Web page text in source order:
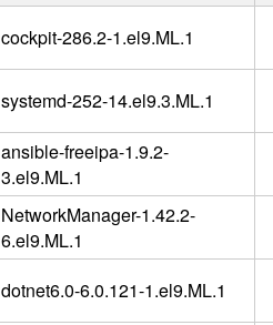
cockpit-286.2-1.el9.ML.1
systemd-252-14.el9.3.ML.1
ansible-freeipa-1.9.2-
3.el9.ML.1
NetworkManager-1.42.2-
6.el9.ML.1
dotnet6.0-6.0.121-1.el9.ML.1